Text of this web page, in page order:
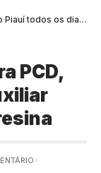
Vagas Piauí - Oportunidades de emprego para o Piauí todos os dias>
PCD,